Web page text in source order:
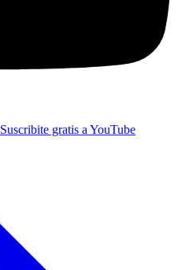
Suscribite gratis a YouTube